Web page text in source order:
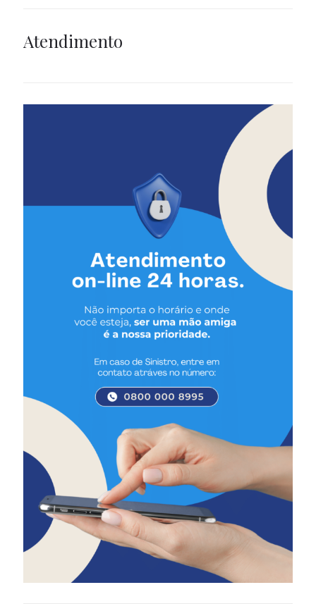
Atendimento